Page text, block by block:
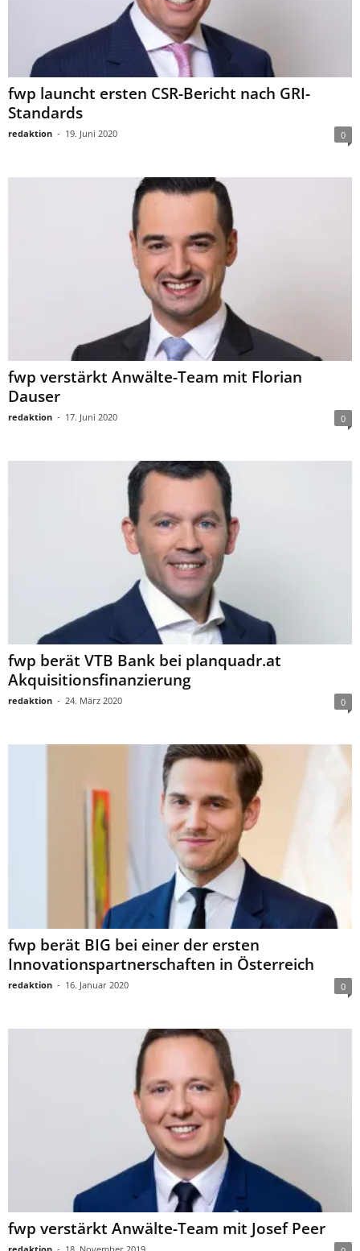
fwp launcht ersten CSR-Bericht nach GRI-
Standards
redaktion - 19. Juni 2020 0
fwp verstärkt Anwälte-Team mit Florian
Dauser
redaktion - 17. Juni 2020 0
fwp berät VTB Bank bei planquadr.at
Akquisitionsfinanzierung
redaktion - 24. März 2020 0
fwp berät BIG bei einer der ersten
Innovationspartnerschaften in Österreich
redaktion - 16. Januar 2020 0
fwp verstärkt Anwälte-Team mit Josef Peer